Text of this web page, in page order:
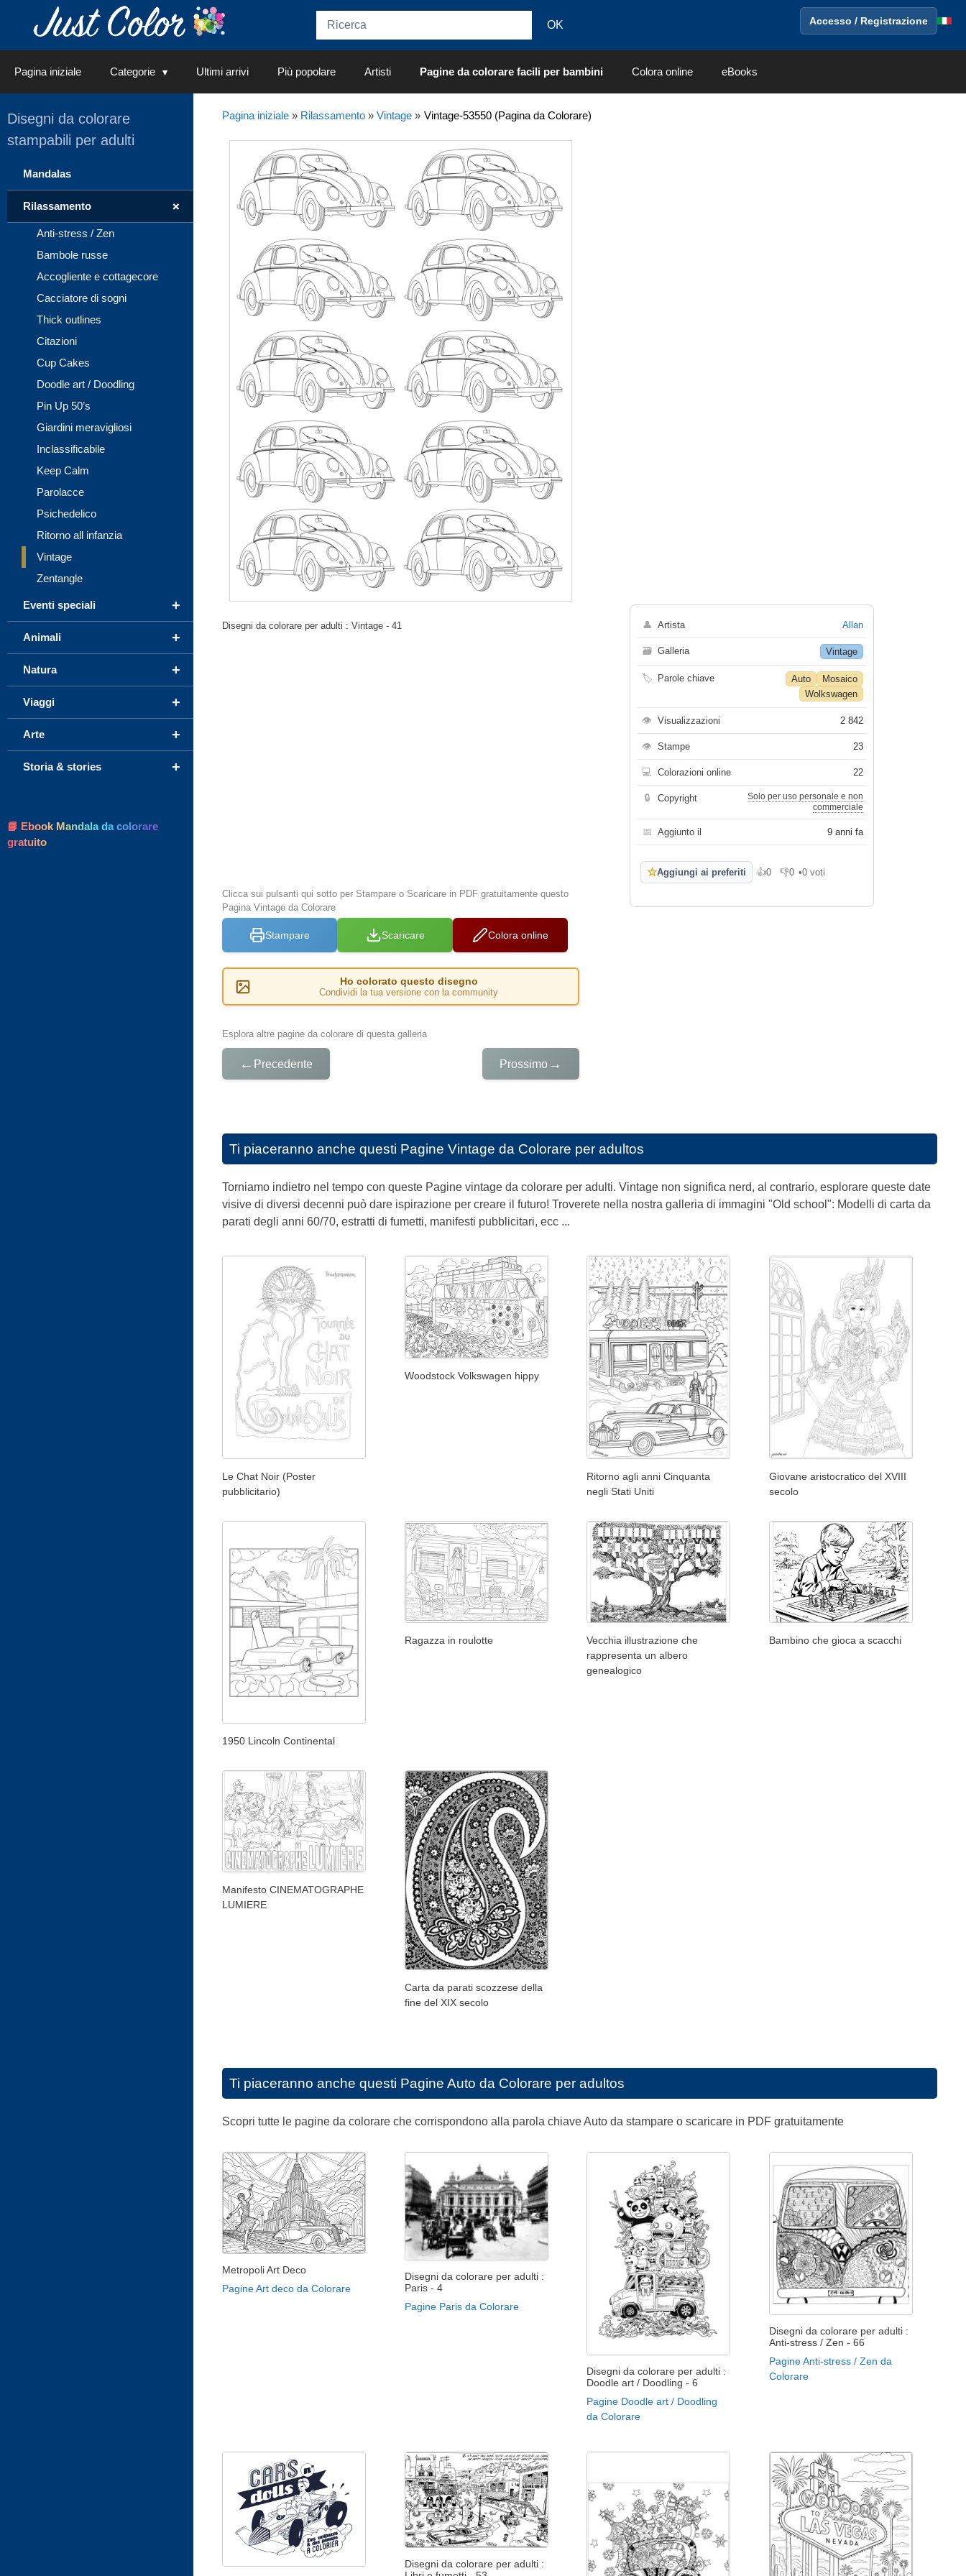
Accesso / Registrazione
Pagina iniziale Categorie Ultimi arrivi Più popolare Artisti Pagine da colorare facili per bambini Colora online eBooks
Pagina iniziale» Rilassamento» Vintage» Vintage-53550 (Pagina da Colorare)
Disegni da colorare per adulti : Vintage - 41
Clicca sui pulsanti qui sotto per Stampare o Scaricare in PDF gratuitamente questo
Pagina Vintage da Colorare
Stampare Scaricare Colora online
Ho colorato questo disegno
Condividi la tua versione con la community
Esplora altre pagine da colorare di questa galleria
← Precedente Prossimo →
👤 Artista Allan
🗃 Galleria Vintage
🏷 Parole chiave Auto
Mosaico
Wolkswagen
👁 Visualizzazioni 2 842
👁 Stampe 23
💻 Colorazioni online 22
🔒 Copyright
Solo per uso personale e non
commerciale
📅 Aggiunto il 9 anni fa
☆Aggiungi ai preferiti 👍0
Mi piace
👎0
Non mi piace
•0 voti
Ti piaceranno anche questi Pagine Vintage da Colorare per adultos
Torniamo indietro nel tempo con queste Pagine vintage da colorare per adulti. Vintage non significa nerd, al contrario, esplorare queste date
visive di diversi decenni può dare ispirazione per creare il futuro! Troverete nella nostra galleria di immagini "Old school": Modelli di carta da
parati degli anni 60/70, estratti di fumetti, manifesti pubblicitari, ecc ...
Le Chat Noir (Poster
pubblicitario)
Woodstock Volkswagen hippy
Ritorno agli anni Cinquanta
negli Stati Uniti
Giovane aristocratico del XVIII
secolo
1950 Lincoln Continental
Ragazza in roulotte
Vecchia illustrazione che
rappresenta un albero
genealogico
Bambino che gioca a scacchi
Manifesto CINEMATOGRAPHE
LUMIERE
Carta da parati scozzese della
fine del XIX secolo
Ti piaceranno anche questi Pagine Auto da Colorare per adultos
Scopri tutte le pagine da colorare che corrispondono alla parola chiave Auto da stampare o scaricare in PDF gratuitamente
Metropoli Art Deco
Pagine Art deco da Colorare
Disegni da colorare per adulti :
Paris - 4
Pagine Paris da Colorare
Disegni da colorare per adulti :
Doodle art / Doodling - 6
Pagine Doodle art / Doodling
da Colorare
Disegni da colorare per adulti :
Anti-stress / Zen - 66
Pagine Anti-stress / Zen da
Colorare
Disegni da colorare per adulti :
Disegni da colorare
stampabili per adulti
Mandalas
+
Rilassamento
Anti-stress / Zen
Bambole russe
Accogliente e cottagecore
Cacciatore di sogni
Thick outlines
Citazioni
Cup Cakes
Doodle art / Doodling
Pin Up 50’s
Giardini meravigliosi
Inclassificabile
Keep Calm
Parolacce
Psichedelico
Ritorno all infanzia
Vintage
Zentangle
+
Eventi speciali
+
Animali
+
Natura
+
Viaggi
+
Arte
+
Storia & stories
📘 Ebook Mandala da colorare
gratuito